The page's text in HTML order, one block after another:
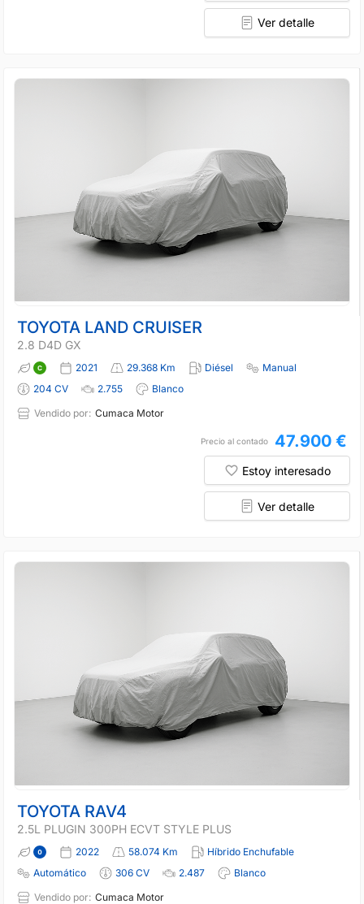
Ver detalle
TOYOTA LAND CRUISER
2.8 D4D GX
2021 29.368 Km Diésel
Manual
204 CV
2.755
Blanco
Vendido por: Cumaca Motor
Precio al contado 47.900 €
Estoy interesado
Ver detalle
TOYOTA RAV4
2.5L PLUGIN 300PH ECVT STYLE PLUS
2022 58.074 Km
Híbrido Enchufable
Automático
306 CV 2.487
Blanco
Vendido por: Cumaca Motor